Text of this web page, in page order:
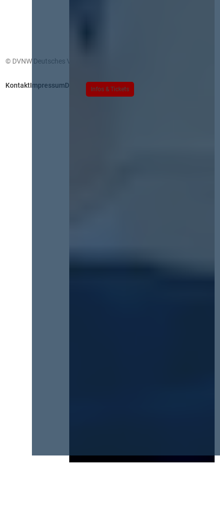
Infos & Tickets
© DVNW Deutsches Vergabenetzwerk GmbH
KontaktImpressumDatenschutz